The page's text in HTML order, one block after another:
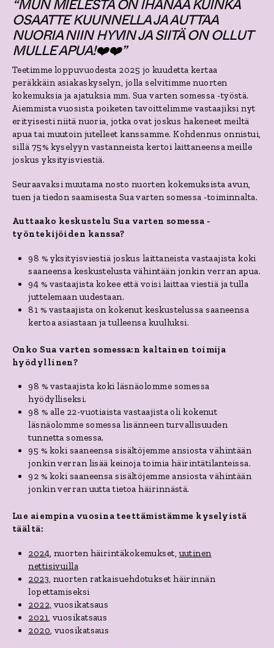
“MUN MIELESTÄ ON IHANAA KUINKA
OSAATTE KUUNNELLA JA AUTTAA
NUORIA NIIN HYVIN JA SIITÄ ON OLLUT
MULLE APUA!❤️❤️”
Teetimme loppuvuodesta 2025 jo kuudetta kertaa
peräkkäin asiakaskyselyn, jolla selvitimme nuorten
kokemuksia ja ajatuksia mm. Sua varten somessa -työstä.
Aiemmista vuosista poiketen tavoittelimme vastaajiksi nyt
erityisesti niitä nuoria, jotka ovat joskus hakeneet meiltä
apua tai muutoin jutelleet kanssamme. Kohdennus onnistui,
sillä 75% kyselyyn vastanneista kertoi laittaneensa meille
joskus yksityisviestiä.
Seuraavaksi muutama nosto nuorten kokemuksista avun,
tuen ja tiedon saamisesta Sua varten somessa -toiminnalta.
Auttaako keskustelu Sua varten somessa -
työntekijöiden kanssa?
98 % yksityisviestiä joskus laittaneista vastaajista koki
saaneensa keskustelusta vähintään jonkin verran apua.
94 % vastaajista kokee että voisi laittaa viestiä ja tulla
juttelemaan uudestaan.
81 % vastaajista on kokenut keskustelussa saaneensa
kertoa asiastaan ja tulleensa kuulluksi.
Onko Sua varten somessa:n kaltainen toimija
hyödyllinen?
98 % vastaajista koki läsnäolomme somessa
hyödylliseksi.
98 % alle 22-vuotiaista vastaajista oli kokenut
läsnäolomme somessa lisänneen turvallisuuden
tunnetta somessa.
95 % koki saaneensa sisältöjemme ansiosta vähintään
jonkin verran lisää keinoja toimia häirintätilanteissa.
92 % koki saaneensa sisältöjemme ansiosta vähintään
jonkin verran uutta tietoa häirinnästä.
Lue aiempina vuosina teettämistämme kyselyistä
täältä:
2024, nuorten häirintäkokemukset,uutinen
nettisivuilla
2023, nuorten ratkaisuehdotukset häirinnän
lopettamiseksi
2022, vuosikatsaus
2021, vuosikatsaus
2020, vuosikatsaus